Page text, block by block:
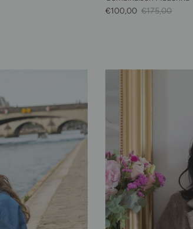
Prix soldé
€100,00 Prix habituel
€175,00